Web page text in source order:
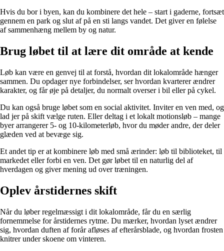
Hvis du bor i byen, kan du kombinere det hele – start i gaderne, fortsæt
gennem en park og slut af på en sti langs vandet. Det giver en følelse
af sammenhæng mellem by og natur.
Brug løbet til at lære dit område at kende
Løb kan være en genvej til at forstå, hvordan dit lokalområde hænger
sammen. Du opdager nye forbindelser, ser hvordan kvarterer ændrer
karakter, og får øje på detaljer, du normalt overser i bil eller på cykel.
Du kan også bruge løbet som en social aktivitet. Inviter en ven med, og
lad jer på skift vælge ruten. Eller deltag i et lokalt motionsløb – mange
byer arrangerer 5- og 10-kilometerløb, hvor du møder andre, der deler
glæden ved at bevæge sig.
Et andet tip er at kombinere løb med små ærinder: løb til biblioteket, til
markedet eller forbi en ven. Det gør løbet til en naturlig del af
hverdagen og giver mening ud over træningen.
Oplev årstidernes skift
Når du løber regelmæssigt i dit lokalområde, får du en særlig
fornemmelse for årstidernes rytme. Du mærker, hvordan lyset ændrer
sig, hvordan duften af forår afløses af efterårsblade, og hvordan frosten
knitrer under skoene om vinteren.